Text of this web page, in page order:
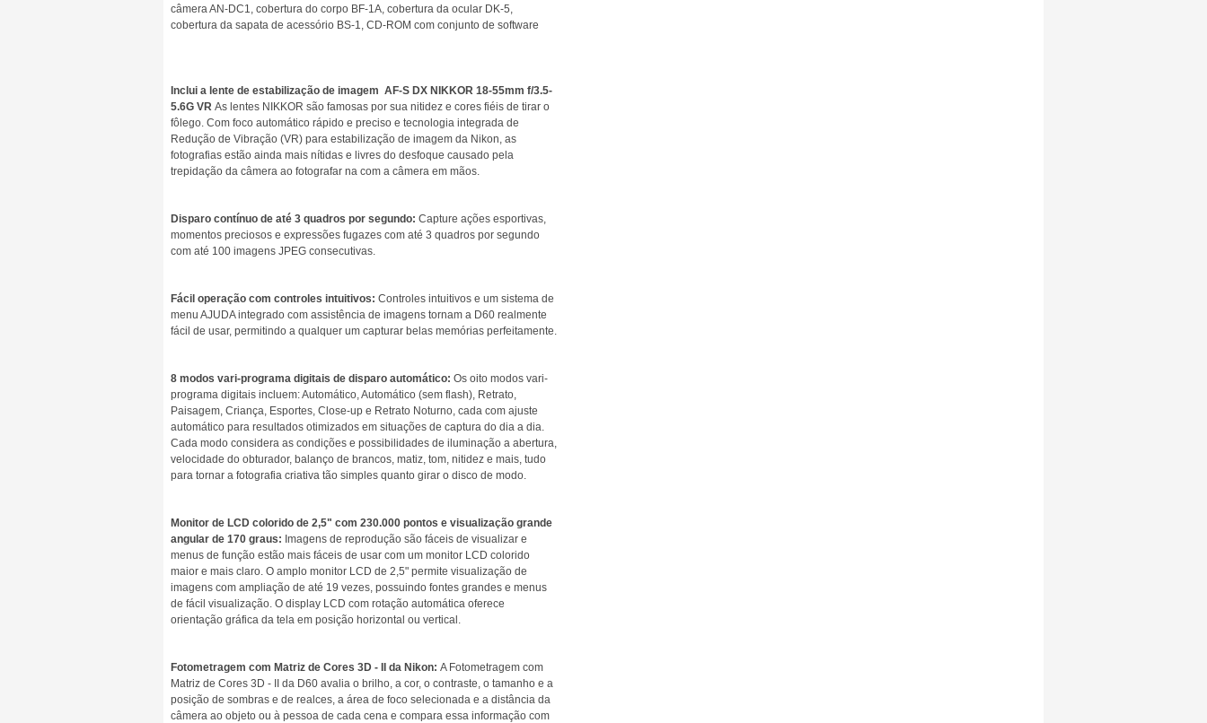
câmera AN-DC1, cobertura do corpo BF-1A, cobertura da ocular DK-5,
cobertura da sapata de acessório BS-1, CD-ROM com conjunto de software
Inclui a lente de estabilização de imagem AF-S DX NIKKOR 18-55mm f/3.5-
5.6G VR As lentes NIKKOR são famosas por sua nitidez e cores fiéis de tirar o
fôlego. Com foco automático rápido e preciso e tecnologia integrada de
Redução de Vibração (VR) para estabilização de imagem da Nikon, as
fotografias estão ainda mais nítidas e livres do desfoque causado pela
trepidação da câmera ao fotografar na com a câmera em mãos.
Disparo contínuo de até 3 quadros por segundo: Capture ações esportivas,
momentos preciosos e expressões fugazes com até 3 quadros por segundo
com até 100 imagens JPEG consecutivas.
Fácil operação com controles intuitivos: Controles intuitivos e um sistema de
menu AJUDA integrado com assistência de imagens tornam a D60 realmente
fácil de usar, permitindo a qualquer um capturar belas memórias perfeitamente.
8 modos vari-programa digitais de disparo automático: Os oito modos vari-
programa digitais incluem: Automático, Automático (sem flash), Retrato,
Paisagem, Criança, Esportes, Close-up e Retrato Noturno, cada com ajuste
automático para resultados otimizados em situações de captura do dia a dia.
Cada modo considera as condições e possibilidades de iluminação a abertura,
velocidade do obturador, balanço de brancos, matiz, tom, nitidez e mais, tudo
para tornar a fotografia criativa tão simples quanto girar o disco de modo.
Monitor de LCD colorido de 2,5" com 230.000 pontos e visualização grande
angular de 170 graus: Imagens de reprodução são fáceis de visualizar e
menus de função estão mais fáceis de usar com um monitor LCD colorido
maior e mais claro. O amplo monitor LCD de 2,5" permite visualização de
imagens com ampliação de até 19 vezes, possuindo fontes grandes e menus
de fácil visualização. O display LCD com rotação automática oferece
orientação gráfica da tela em posição horizontal ou vertical.
Fotometragem com Matriz de Cores 3D - II da Nikon: A Fotometragem com
Matriz de Cores 3D - II da D60 avalia o brilho, a cor, o contraste, o tamanho e a
posição de sombras e de realces, a área de foco selecionada e a distância da
câmera ao objeto ou à pessoa de cada cena e compara essa informação com